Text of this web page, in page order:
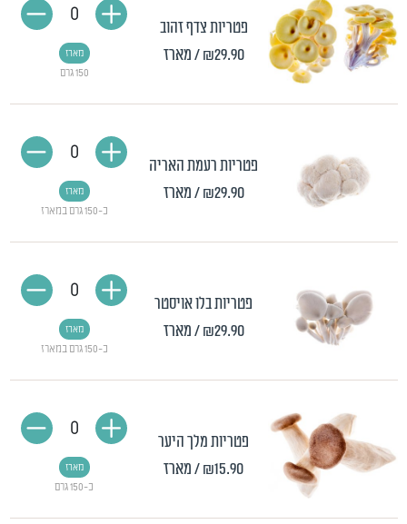
פטריות צדף זהוב
₪29.90 / מארז
150 גרם
מארז
0
פטריות רעמת האריה
₪29.90 / מארז
כ-150 גרם במארז
מארז
0
פטריות בלו אויסטר
₪29.90 / מארז
כ-150 גרם במארז
מארז
0
פטריות מלך היער
₪15.90/ מארז
כ-150 גרם
מארז
0